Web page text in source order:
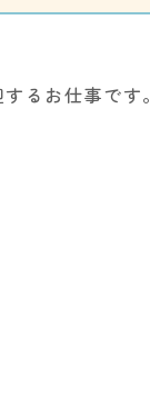
るお仕事です。